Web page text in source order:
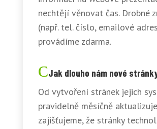
nechtějí věnovat čas. Drobné
(např. tel. číslo, emailové
provádíme zdarma.
Jak dlouho nám nové
Od vytvoření stránek jejich
pravidelně měsíčně
zajišťujeme, že stránky